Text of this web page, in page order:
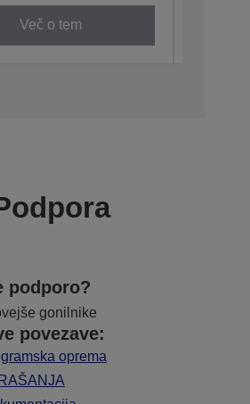
Več o tem
podporo?
gonilnike
povezave:
oprema